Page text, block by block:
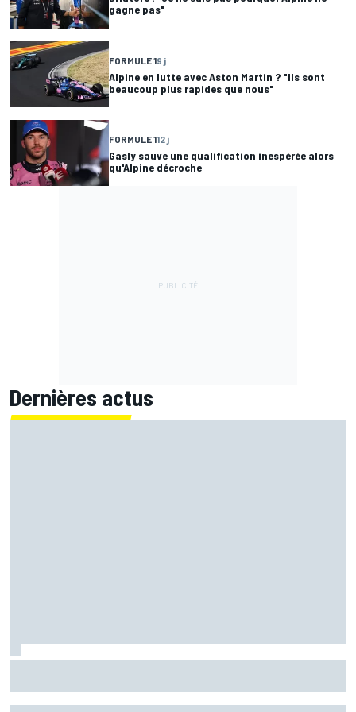
gagne pas"
FORMULE 19 j
Alpine en lutte avec Aston Martin ? "Ils sont
beaucoup plus rapides que nous"
FORMULE 112 j
Gasly sauve une qualification inespérée alors
qu'Alpine décroche
Dernières actus